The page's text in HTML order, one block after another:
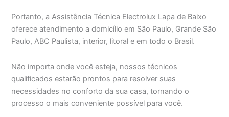
Portanto, a Assistência Técnica Electrolux Lapa de Baixo
oferece atendimento a domicílio em São Paulo, Grande São
Paulo, ABC Paulista, interior, litoral e em todo o Brasil.
Não importa onde você esteja, nossos técnicos
qualificados estarão prontos para resolver suas
necessidades no conforto da sua casa, tornando o
processo o mais conveniente possível para você.